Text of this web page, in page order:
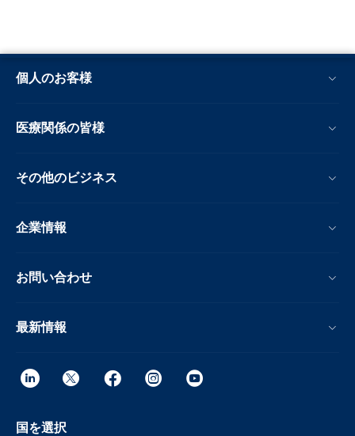
個人のお客様
医療関係の皆様
その他のビジネス
企業情報
お問い合わせ
最新情報
国を選択